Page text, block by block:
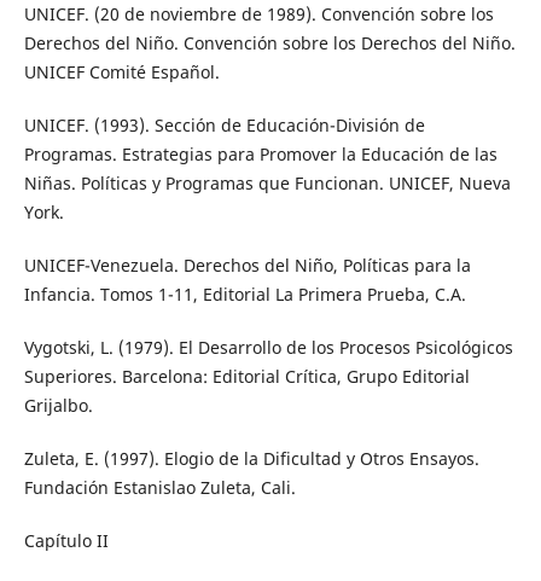
UNICEF. (20 de noviembre de 1989). Convención sobre los
Derechos del Niño. Convención sobre los Derechos del Niño.
UNICEF Comité Español.
UNICEF. (1993). Sección de Educación-División de
Programas. Estrategias para Promover la Educación de las
Niñas. Políticas y Programas que Funcionan. UNICEF, Nueva
York.
UNICEF-Venezuela. Derechos del Niño, Políticas para la
Infancia. Tomos 1-11, Editorial La Primera Prueba, C.A.
Vygotski, L. (1979). El Desarrollo de los Procesos Psicológicos
Superiores. Barcelona: Editorial Crítica, Grupo Editorial
Grijalbo.
Zuleta, E. (1997). Elogio de la Dificultad y Otros Ensayos.
Fundación Estanislao Zuleta, Cali.
Capítulo II